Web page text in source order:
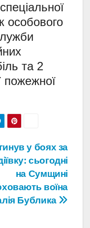
особового
та 2
пожежної
у боях за
сьогодні
на Сумщині
воїна
Бублика